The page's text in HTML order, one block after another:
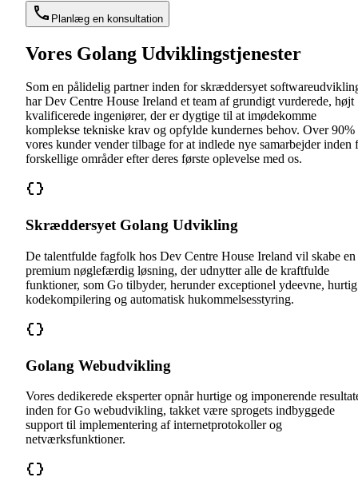
Planlæg en konsultation
Vores Golang Udviklingstjenester
Som en pålidelig partner inden for skræddersyet
har Dev Centre House Ireland et team af grundigt vurderede, højt
kvalificerede ingeniører, der er dygtige til at imødekomme
komplekse tekniske krav og opfylde kundernes behov. Over 90%
vores kunder vender tilbage for at indlede nye samarbejder inden
forskellige områder efter deres første oplevelse med os.
Skræddersyet Golang Udvikling
De talentfulde fagfolk hos Dev Centre House Ireland vil skabe en
premium nøglefærdig løsning, der udnytter alle de kraftfulde
funktioner, som Go tilbyder, herunder exceptionel ydeevne, hurtig
kodekompilering og automatisk hukommelsesstyring.
Golang Webudvikling
Vores dedikerede eksperter opnår hurtige og imponerende
inden for Go webudvikling, takket være sprogets indbyggede
support til implementering af internetprotokoller og
netværksfunktioner.